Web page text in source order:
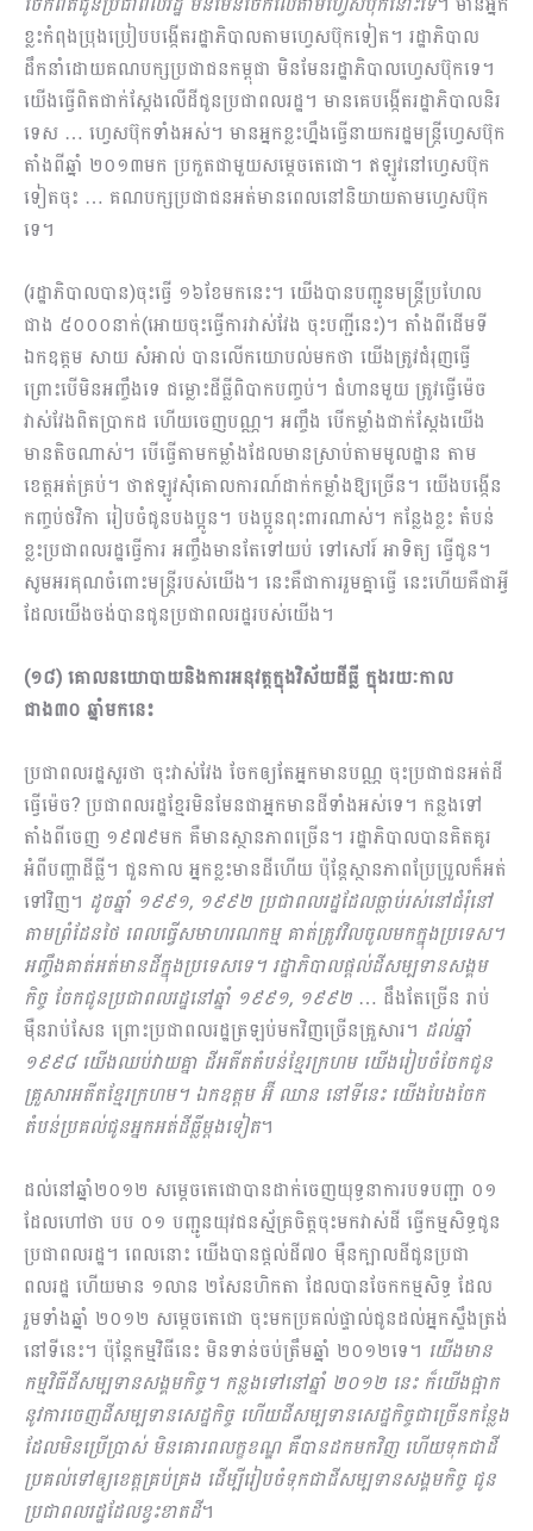
ខ្លះកំពុងប្រុងប្រៀបបង្កើតរដ្ឋាភិបាលតាមហ្វេសប៊ុកទៀត។ រដ្ឋាភិបាល
ដឹកនាំដោយគណបក្សប្រជាជនកម្ពុជា មិនមែនរដ្ឋាភិបាលហ្វេសប៊ុកទេ។
យើងធ្វើពិតជាក់ស្តែងលើដីជូនប្រជាពលរដ្ឋ។ មានគេបង្កើតរដ្ឋាភិបាលនិរ
ទេស​ … ហ្វេសប៊ុកទាំងអស់។ មានអ្នកខ្លះហ្នឹងធ្វើនាយករដ្ឋមន្ត្រីហ្វេសប៊ុក
តាំងពីឆ្នាំ ២០១៣មក ប្រកួតជាមួយសម្តេចតេជោ។ ឥឡូវនៅហ្វេសប៊ុក
ទៀតចុះ … គណបក្សប្រជាជនអត់មានពេលនៅនិយាយតាមហ្វេសប៊ុក
ទេ។
(រដ្ឋាភិបាលបាន)ចុះធ្វើ ១៦ខែមកនេះ។ យើងបានបញ្ជូនមន្ត្រីប្រហែល
ជាង ៥០០០នាក់(អោយចុះធ្វើការវាស់វែង ចុះបញ្ជីនេះ)។ តាំងពីដើមទី
ឯកឧត្តម សាយ សំអាល់ បានលើកយោបល់មកថា យើងត្រូវជំរុញធ្វើ
ព្រោះបើមិនអញ្ចឹងទេ ជម្លោះដីធ្លីពិបាកបញ្ចប់។​ ជំហានមួយ ត្រូវធ្វើម៉េច
វាស់វែងពិតប្រាកដ ហើយចេញបណ្ណ។ អញ្ចឹង បើកម្លាំងជាក់ស្តែងយើង
មានតិចណាស់។ បើធ្វើតាមកម្លាំងដែលមានស្រាប់តាមមូលដ្ឋាន តាម
ខេត្តអត់គ្រប់។ ថាឥឡូវសុំគោលការណ៍ដាក់កម្លាំងឱ្យច្រើន។ យើងបង្កើន
កញ្ចប់ថវិកា រៀបចំជូនបងប្អូន។ បងប្អូនពុះពារណាស់។ កន្លែងខ្លះ តំបន់
ខ្លះប្រជាពលរដ្ឋធ្វើការ អញ្ចឹងមានតែទៅយប់ ទៅសៅរ៍ អាទិត្យ ធ្វើជូន។
សូមអរគុណចំពោះមន្ត្រីរបស់យើង។ នេះគឺជាការរួមគ្នាធ្វើ នេះហើយគឺជាអ្វី
ដែលយើងចង់បានជូនប្រជាពលរដ្ឋរបស់យើង។
(១៨) គោលនយោបាយនិងការអនុវត្តក្នុងវិស័យដីធ្លី ក្នុងរយៈកាល
ជាង៣០ ឆ្នាំមកនេះ
ប្រជាពលរដ្ឋសួរថា ចុះវាស់វែង ចែកឲ្យតែអ្នកមានបណ្ណ ចុះប្រជាជនអត់ដី
ធ្វើម៉េច? ប្រជាពលរដ្ឋខ្មែរមិនមែនជាអ្នកមានដីទាំងអស់ទេ។ កន្លងទៅ
តាំងពីចេញ ១៩៧៩មក គឺមានស្ថានភាពច្រើន។ រដ្ឋាភិបាលបានគិតគូរ
អំពីបញ្ហាដីធ្លី។ ជួនកាល អ្នកខ្លះមានដីហើយ ប៉ុន្តែស្ថានភាពប្រែប្រួលក៏អត់
ទៅវិញ។ ដូចឆ្នាំ ១៩៩១, ១៩៩២ ប្រជាពលរដ្ឋដែលធ្លាប់រស់នៅជំរុំនៅ
តាមព្រំដែនថៃ ពេលធ្វើសមាហរណកម្ម គាត់ត្រូវវិលចូលមកក្នុងប្រទេស។
អញ្ចឹងគាត់អត់មានដីក្នុងប្រទេសទេ។ រដ្ឋាភិបាលផ្តល់ដីសម្បទានសង្គម
កិច្ច ចែកជូនប្រជាពលរដ្ឋនៅឆ្នាំ ១៩៩១, ១៩៩២ … ដឹងតែច្រើន រាប់
ម៉ឺនរាប់សែន ព្រោះប្រជាពលរដ្ឋត្រឡប់មកវិញច្រើនគ្រួសារ។ ដល់ឆ្នាំ
១៩៩៨ យើងឈប់វាយគ្នា ដីអតីតតំបន់ខ្មែរក្រហម យើងរៀបចំចែកជូន
គ្រួសារអតីតខ្មែរក្រហម។ ឯកឧត្តម អ៊ី ឈាន នៅទីនេះ យើងបែងចែក
តំបន់ប្រគល់ជូនអ្នកអត់ដីធ្លីម្តងទៀត។
ដល់នៅឆ្នាំ២០១២ សម្តេចតេជោបានដាក់ចេញយុទ្ធនាការបទបញ្ជា ០១
ដែលហៅថា បប ០១ បញ្ជូនយុវជនស្ម័គ្រចិត្តចុះមកវាស់ដី ធ្វើកម្មសិទ្ធជូន
ប្រជាពលរដ្ឋ។ ពេលនោះ យើងបានផ្តល់ដី៧០ ម៉ឺនក្បាលដីជូនប្រជា
ពលរដ្ឋ ហើយមាន ១លាន ២សែនហិកតា ដែលបានចែកកម្មសិទ្ធ ដែល
រួមទាំងឆ្នាំ ២០១២ សម្តេចតេជោ ចុះមកប្រគល់ផ្ទាល់ជូនដល់អ្នកស្ទឹងត្រង់
នៅទីនេះ។ ប៉ុន្តែកម្មវិធីនេះ មិនទាន់ចប់ត្រឹមឆ្នាំ ២០១២ទេ។ យើងមាន
កម្មវិធីដីសម្បទានសង្គមកិច្ច។ កន្លងទៅនៅឆ្នាំ ២០១២ នេះ ក៏យើងផ្អាក
នូវការចេញដីសម្បទានសេដ្ឋកិច្ច ហើយដីសម្បទានសេដ្ឋកិច្ចជាច្រើនកន្លែង
ដែលមិនប្រើប្រាស់ មិនគោរពលក្ខខណ្ឌ គឺបានដកមកវិញ ហើយទុកជាដី
ប្រគល់ទៅឲ្យខេត្តគ្រប់គ្រង ដើម្បីរៀបចំទុកជាដីសម្បទានសង្គមកិច្ច ជូន
ប្រជាពលរដ្ឋដែលខ្វះខាតដី។